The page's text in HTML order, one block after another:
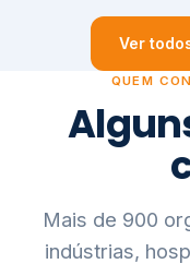
Ver
QUEM
Mais de 900
indústrias,